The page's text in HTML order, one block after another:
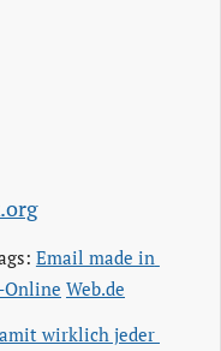
Email made in
Online Web.de
wirklich jeder